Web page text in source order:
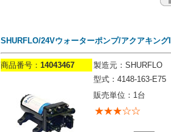
SHURFLO/24Vウォーターポンプ/アクアキン
商品番号： 14043467
製造元：SHURFLO
型式：4148-163-E75
販売単位：1台